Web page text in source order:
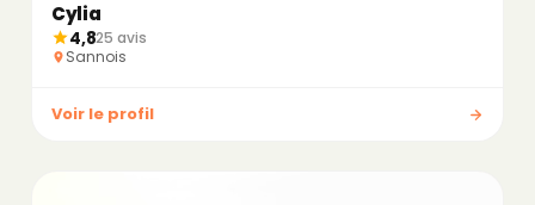
Cylia
4,825 avis
Sannois
Voir le profil